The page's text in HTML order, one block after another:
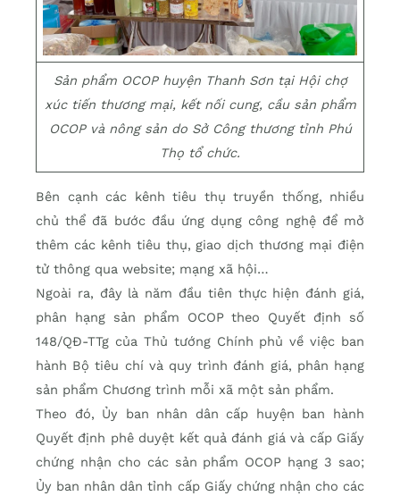
Sản phẩm OCOP huyện Thanh Sơn tại Hội chợ
xúc tiến thương mại, kết nối cung, cầu sản phẩm
OCOP và nông sản do Sở Công thương tỉnh Phú
Thọ tổ chức.
Bên cạnh các kênh tiêu thụ truyền thống, nhiều
chủ thể đã bước đầu ứng dụng công nghệ để mở
thêm các kênh tiêu thụ, giao dịch thương mại điện
tử thông qua website; mạng xã hội…
Ngoài ra, đây là năm đầu tiên thực hiện đánh giá,
phân hạng sản phẩm OCOP theo Quyết định số
148/QĐ-TTg của Thủ tướng Chính phủ về việc ban
hành Bộ tiêu chí và quy trình đánh giá, phân hạng
sản phẩm Chương trình mỗi xã một sản phẩm.
Theo đó, Ủy ban nhân dân cấp huyện ban hành
Quyết định phê duyệt kết quả đánh giá và cấp Giấy
chứng nhận cho các sản phẩm OCOP hạng 3 sao;
Ủy ban nhân dân tỉnh cấp Giấy chứng nhận cho các